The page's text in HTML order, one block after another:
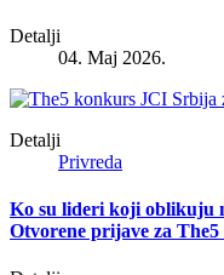
Detalji
04. Maj 2026.
Detalji
Privreda
Ko su lideri koji oblikuju
Otvorene prijave za